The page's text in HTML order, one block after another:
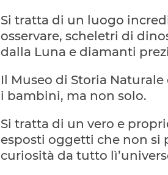
Si tratta di un luogo
osservare, scheletri di
dalla Luna e diamanti
Il Museo di Storia
i bambini, ma non solo.
Si tratta di un vero e
esposti oggetti che non si
curiosità da tutto